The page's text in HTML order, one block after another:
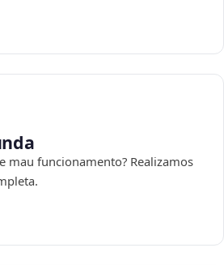
mau funcionamento? Realizamos